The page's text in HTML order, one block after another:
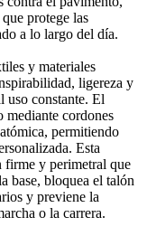
protege las
a lo largo del día.
y materiales
ligereza y
uso constante. El
mediante cordones
permitiendo
Esta
firme y perimetral que
base, bloquea el talón
y previene la
o la carrera.